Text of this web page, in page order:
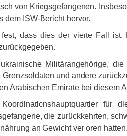
von Kriegsgefangenen.
dem ISW-Bericht hervor.
dass dies der vierte Fall
Militärangehörige,
Grenzsoldaten und andere
Arabischen Emirate bei diesem
für
die zurückkehrten,
an Gewicht verloren hatten.